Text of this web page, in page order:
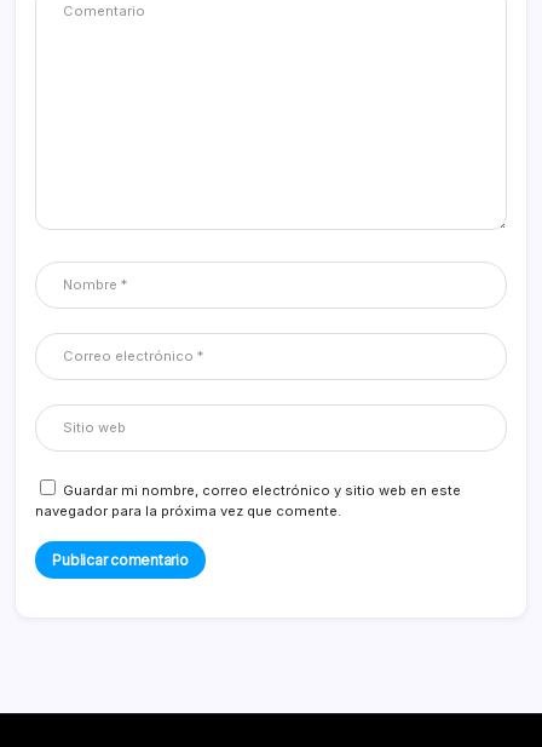
Guardar mi nombre, correo electrónico y sitio web en este
navegador para la próxima vez que comente.